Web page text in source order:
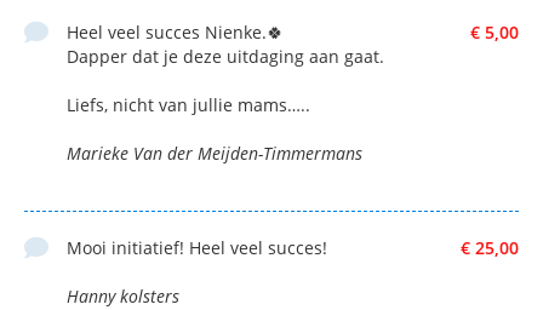
€ 5,00
Heel veel succes Nienke.🍀
Dapper dat je deze uitdaging aan gaat.
Liefs, nicht van jullie mams…..
Marieke Van der Meijden-Timmermans
€ 25,00
Mooi initiatief! Heel veel succes!
Hanny kolsters